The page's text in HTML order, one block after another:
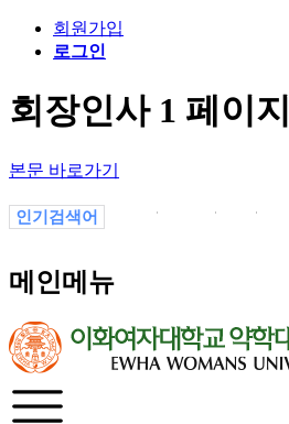
회원가입
로그인
회장인사 1 페이지
본문 바로가기
인기검색어
메인메뉴